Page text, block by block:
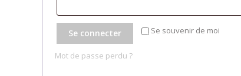
Se souvenir de moi
Se connecter
Mot de passe perdu ?